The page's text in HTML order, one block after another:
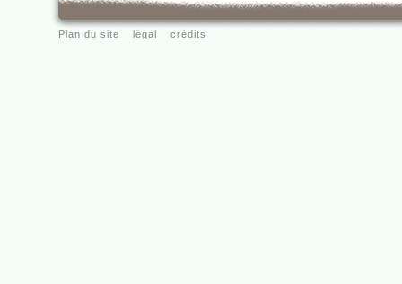
Plan du site légal crédits